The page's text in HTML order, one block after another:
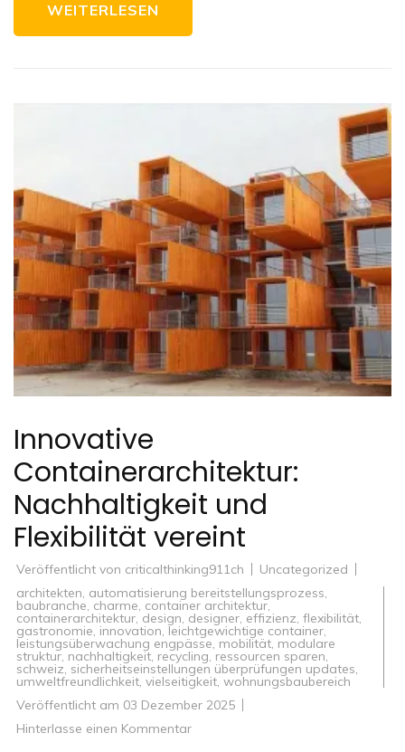
WEITERLESEN
Innovative
Containerarchitektur:
Nachhaltigkeit und
Flexibilität vereint
Veröffentlicht von criticalthinking911ch
Uncategorized
architekten, automatisierung bereitstellungsprozess,
baubranche, charme, container architektur,
containerarchitektur, design, designer, effizienz, flexibilität,
gastronomie, innovation, leichtgewichtige container,
leistungsüberwachung engpässe, mobilität, modulare
struktur, nachhaltigkeit, recycling, ressourcen sparen,
schweiz, sicherheitseinstellungen überprüfungen updates,
umweltfreundlichkeit, vielseitigkeit, wohnungsbaubereich
Veröffentlicht am 03 Dezember 2025
Hinterlasse einen Kommentarzu